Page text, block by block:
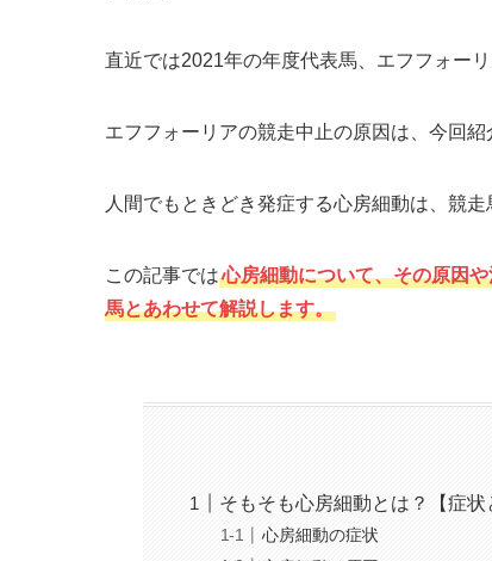
直近では2021年の年度代表馬、エフフォー
エフフォーリアの競走中止の原因は、今回紹
人間でもときどき発症する心房細動は、競走
この記事では心房細動について、その原因
馬とあわせて解説します。
そもそも心房細動とは？【症状
心房細動の症状